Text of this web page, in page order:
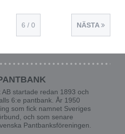
6 / 0 NÄSTA
AB startade redan 1893 och
6:e pantbank. År 1950
som fick namnet Sveriges
och som senare
Pantbanksföreningen.